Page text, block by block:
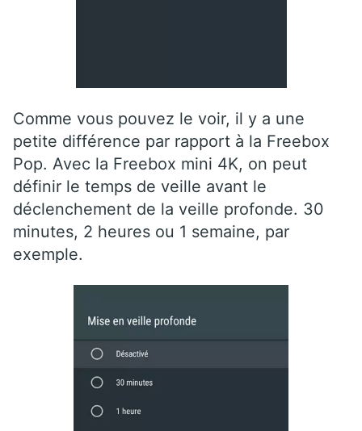
Comme vous pouvez le voir, il y a une
petite différence par rapport à la Freebox
Pop. Avec la Freebox mini 4K, on peut
définir le temps de veille avant le
déclenchement de la veille profonde. 30
minutes, 2 heures ou 1 semaine, par
exemple.